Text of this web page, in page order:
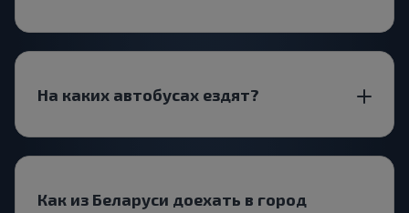
На каких автобусах ездят?
Как из Беларуси доехать в город